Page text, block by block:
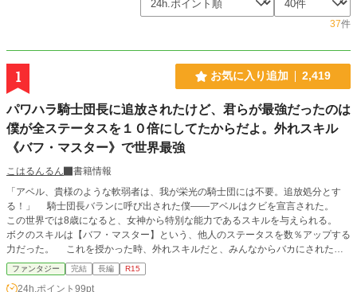
37件
1 お気に入り追加 2,419
パワハラ騎士団長に追放されたけど、君らが最強だったのは
僕が全ステータスを１０倍にしてたからだよ。外れスキル
《バフ・マスター》で世界最強
こはるんるん
書籍情報
「アベル、貴様のような軟弱者は、我が栄光の騎士団には不要。追放処分とす
る！」 騎士団長バランに呼び出された僕――アベルはクビを宣言された。
この世界では8歳になると、女神から特別な能力であるスキルを与えられる。
ボクのスキルは【バフ・マスター】という、他人のステータスを数％アップする
力だった。 これを授かった時、外れスキルだと、みんなからバカにされた。
だけど、スキルは使い続けることで、スキルＬｖが上昇し、強力になってい
く。 僕は自分を信じて、８年間、毎日スキルを使い続けた。 「……本当によ
ファンタジー 完結 長編 R15
24h.ポイント 99pt